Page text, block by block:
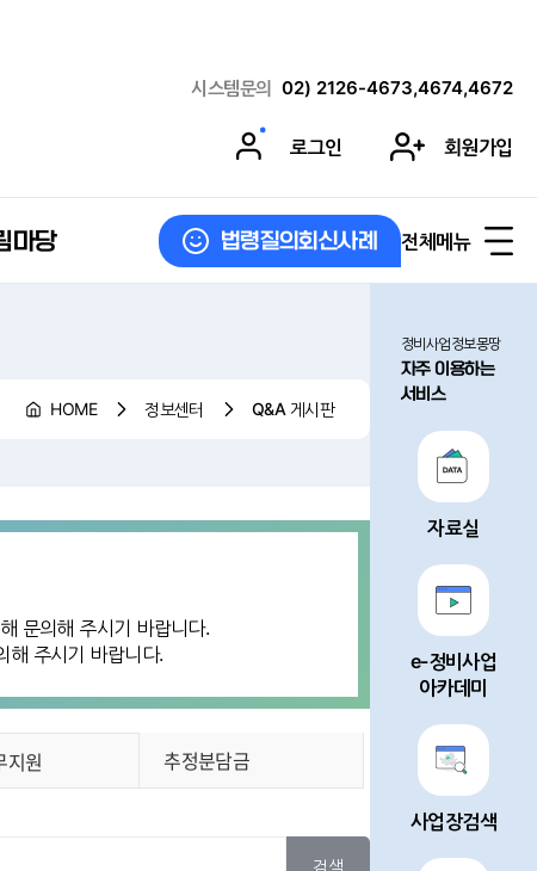
시스템문의 02) 2126-4673,4674,4672
로그인 회원가입
마당 법령질의회신사례 전체메뉴
HOME 정보센터 Q&A 게시판
문의해 주시기 바랍니다.
해 주시기 바랍니다.
지원 추정분담금
검색
정비사업정보몽땅
자주 이용하는
서비스
자료실
e-정비사업
아카데미
사업장검색